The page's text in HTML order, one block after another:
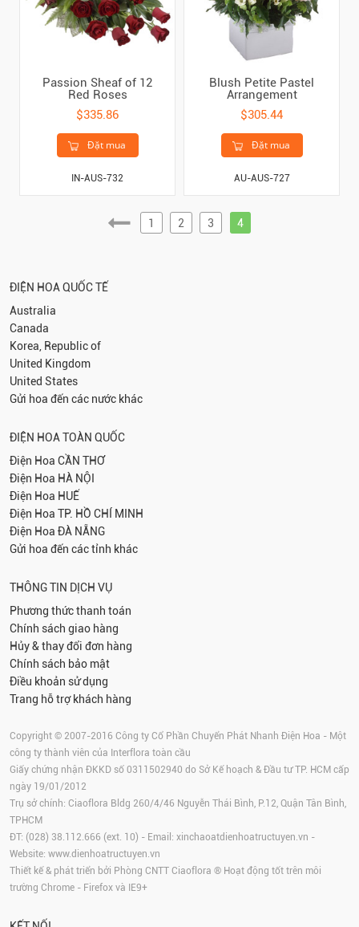
Passion Sheaf of 12
Red Roses
$335.86
Đặt mua
IN-AUS-732
Blush Petite Pastel
Arrangement
$305.44
Đặt mua
AU-AUS-727
1 2 3 4
ĐIỆN HOA QUỐC TẾ
Australia
Canada
Korea, Republic of
United Kingdom
United States
Gửi hoa đến các nước khác
ĐIỆN HOA TOÀN QUỐC
Điện Hoa CẦN THƠ
Điện Hoa HÀ NỘI
Điện Hoa HUẾ
Điện Hoa TP. HỒ CHÍ MINH
Điện Hoa ĐÀ NẴNG
Gửi hoa đến các tỉnh khác
THÔNG TIN DỊCH VỤ
Phương thức thanh toán
Chính sách giao hàng
Hủy & thay đổi đơn hàng
Chính sách bảo mật
Điều khoản sử dụng
Trang hỗ trợ khách hàng
Copyright © 2007-2016 Công ty Cổ Phần Chuyển Phát Nhanh Điện Hoa - Một
công ty thành viên của Interflora toàn cầu
Giấy chứng nhận ĐKKD số 0311502940 do Sở Kế hoạch & Đầu tư TP. HCM cấp
ngày 19/01/2012
Trụ sở chính: Ciaoflora Bldg 260/4/46 Nguyễn Thái Bình, P.12, Quận Tân Bình,
TPHCM
ĐT: (028) 38.112.666 (ext. 10) - Email: xinchaoatdienhoatructuyen.vn -
Website: www.dienhoatructuyen.vn
Thiết kế & phát triển bởi Phòng CNTT Ciaoflora ® Hoạt động tốt trên môi
trường Chrome - Firefox và IE9+